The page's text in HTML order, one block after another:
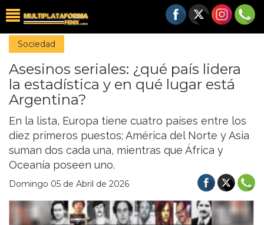
Sociedad
Asesinos seriales: ¿qué país lidera
la estadística y en qué lugar está
Argentina?
En la lista, Europa tiene cuatro países entre los
diez primeros puestos; América del Norte y Asia
suman dos cada una, mientras que África y
Oceanía poseen uno.
Domingo 05 de Abril de 2026